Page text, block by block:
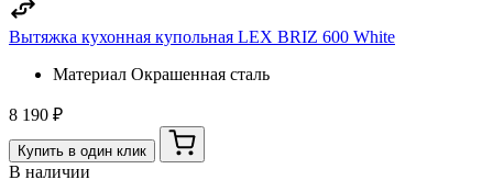
Вытяжка кухонная купольная LEX BRIZ 600 White
Материал Окрашенная сталь
8 190 ₽
Купить в один клик
В наличии